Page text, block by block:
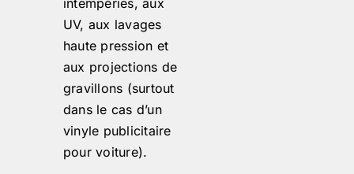
intempéries, aux
UV, aux lavages
haute pression et
aux projections de
gravillons (surtout
dans le cas d’un
vinyle publicitaire
pour voiture).